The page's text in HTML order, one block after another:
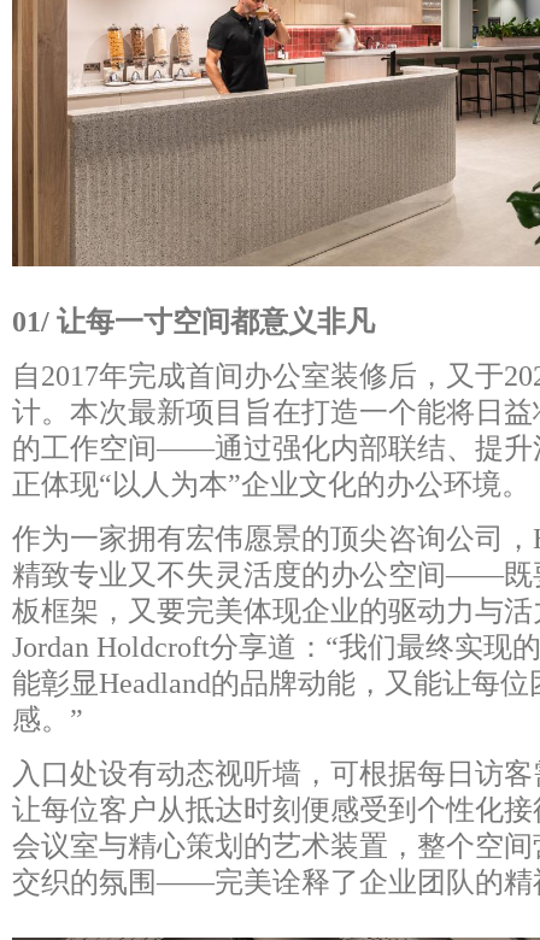
01/ 让每一寸空间都意义非凡
自2017年完成首间办公室装修后，又于
计。本次最新项目旨在打造一个能将日
的工作空间——通过强化内部联结、提升
正体现“以人为本”企业文化的办公环境。
作为一家拥有宏伟愿景的顶尖咨询公司，
精致专业又不失灵活度的办公空间——既
板框架，又要完美体现企业的驱动力与
Jordan Holdcroft分享道：“我们最终实现
能彰显Headland的品牌动能，又能让每
感。”
入口处设有动态视听墙，可根据每日访
让每位客户从抵达时刻便感受到个性化
会议室与精心策划的艺术装置，整个空
交织的氛围——完美诠释了企业团队的精